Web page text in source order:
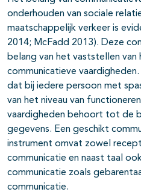
onderhouden van sociale
maatschappelijk verkeer is
2014; McFadd 2013). Deze
belang van het vaststellen van
communicatieve
dat bij iedere persoon met
van het niveau van
vaardigheden behoort tot de
gegevens. Een geschikt
instrument omvat zowel
communicatie en naast taal
communicatie zoals
communicatie.